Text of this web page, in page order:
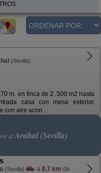
(Sevilla)
m. en finca de 2. 500 m2 hasta
casa con mesa exterior.
con aire acon ...
a Arahal (Sevilla)
(Sevilla) a 8,7 km de